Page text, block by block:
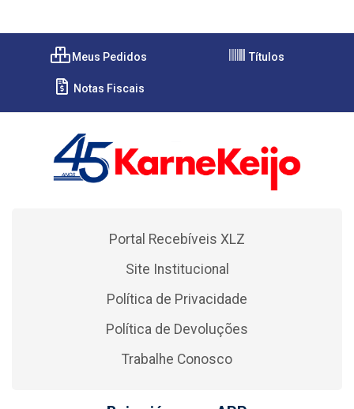
Meus Pedidos Títulos
Notas Fiscais
Portal Recebíveis XLZ
Site Institucional
Política de Privacidade
Política de Devoluções
Trabalhe Conosco